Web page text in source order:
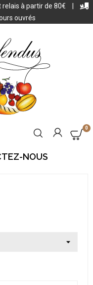
relais à partir de 80€
ouvrés
0
NOUS